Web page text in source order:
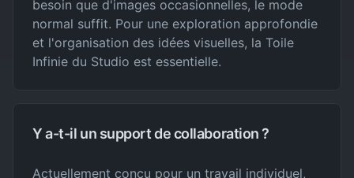
besoin que d'images occasionnelles, le mode
normal suffit. Pour une exploration approfondie
et l'organisation des idées visuelles, la Toile
Infinie du Studio est essentielle.
Y a-t-il un support de collaboration ?
Actuellement conçu pour un travail individuel,